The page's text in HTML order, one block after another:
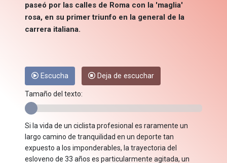
paseó por las calles de Roma con la 'maglia'
rosa, en su primer triunfo en la general de la
carrera italiana.
Escucha Deja de escuchar
Tamaño del texto:
Si la vida de un ciclista profesional es raramente un
largo camino de tranquilidad en un deporte tan
expuesto a los imponderables, la trayectoria del
esloveno de 33 años es particularmente agitada, un